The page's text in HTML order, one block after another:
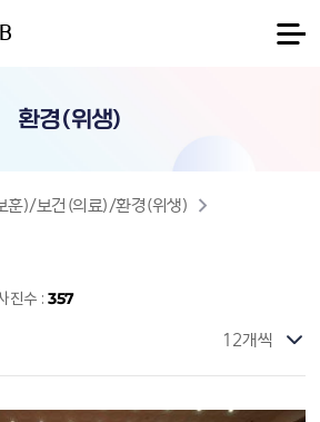
환경(위생)
훈)/보건(의료)/환경(위생)
진수 :357